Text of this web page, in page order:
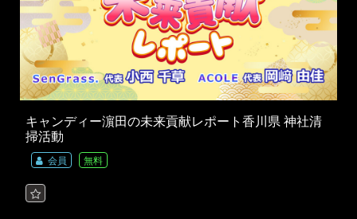
キャンディー濵田の未来貢献レポート香川県 神社清
掃活動
会員 無料